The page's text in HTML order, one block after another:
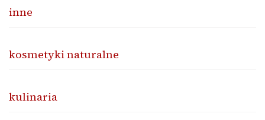
inne
kosmetyki naturalne
kulinaria